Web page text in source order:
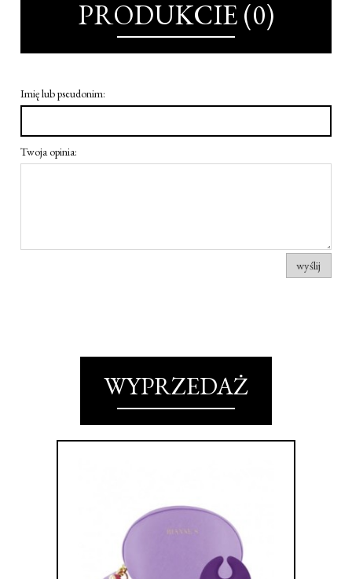
PRODUKCIE (0)
Imię lub pseudonim:
Twoja opinia:
wyślij
WYPRZEDAŻ